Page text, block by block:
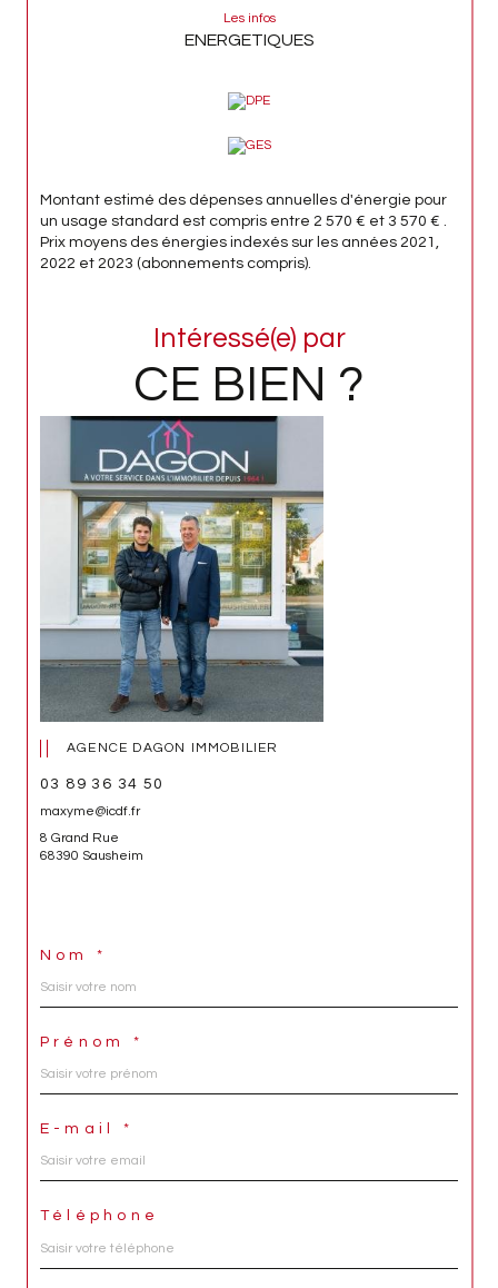
Les infos
ENERGETIQUES
Montant estimé des dépenses annuelles d'énergie pour
un usage standard est compris entre 2 570 € et 3 570 € .
Prix moyens des énergies indexés sur les années 2021,
2022 et 2023 (abonnements compris).
Intéressé(e) par
CE BIEN ?
AGENCE DAGON IMMOBILIER
03 89 36 34 50
maxyme@icdf.fr
8 Grand Rue
68390 Sausheim
Nom *
Prénom *
E-mail *
Téléphone